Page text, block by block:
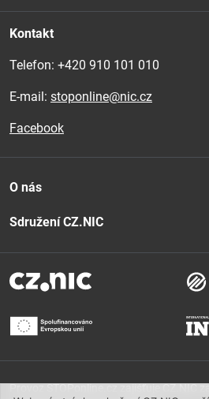
Kontakt
Telefon: +420 910 101 010
E-mail: stoponline@nic.cz
Facebook
O nás
Sdružení CZ.NIC
Provoz STOPonline.cz zajišťuje CZ.NIC